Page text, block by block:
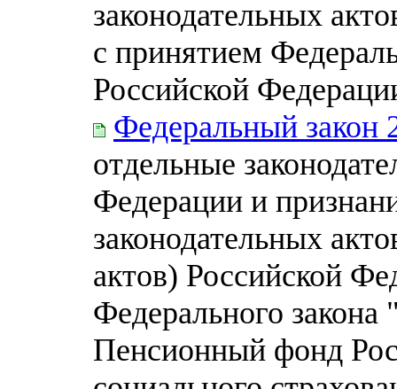
законодательных
с принятием
Российской
Федеральный закон
отдельные
Федерации и
законодательных
актов) Российской
Федерального
Пенсионный фонд